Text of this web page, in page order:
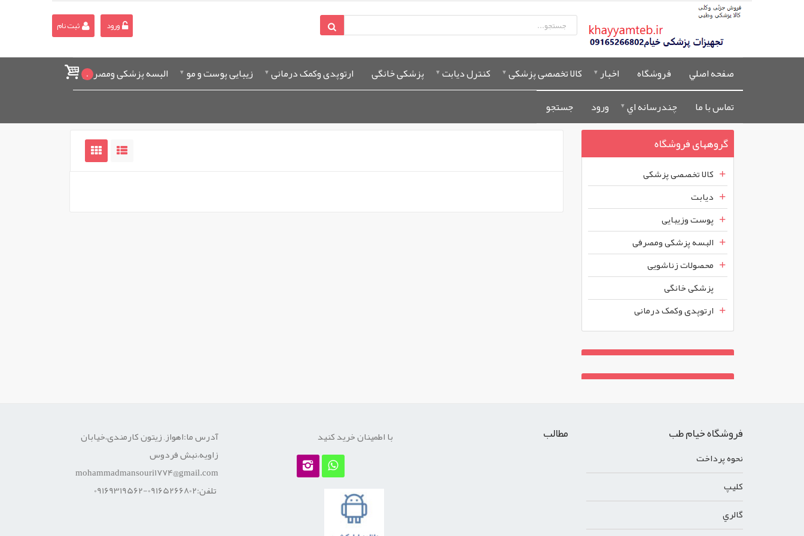
ورود ثبت نام
صفحه اصلي فروشگاه اخبار کالا تخصصی پزشکی کنترل دیابت پزشکی خانگی ارتوپدی وکمک درمانی زیبایی پوست و مو
البسه پزشکی ومصرفی
تماس با ما
چندرسانه اي ورود جستجو
0
گروههای فروشگاه
کالا تخصصی پزشکی
دیابت
پوست وزیبایی
البسه پزشکی ومصرفی
محصولات زناشویی
پزشکی خانگی
ارتوپدی وکمک درمانی
فروشگاه خیام طب
نحوه پرداخت
کليپ
گالري
مطالب با اطمینان خرید کنید
آدرس ما:اهواز, زیتون کارمندی،خیابان
زاویه،نبش فردوس
mohammadmansouri1774@gmail.com
تلفن:09165266802-09169319562